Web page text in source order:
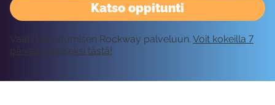
Katso oppitunti
Vaatii kirjautumisen Rockway palveluun. Voit kokeilla 7
päivää ilmaiseksi tästä!